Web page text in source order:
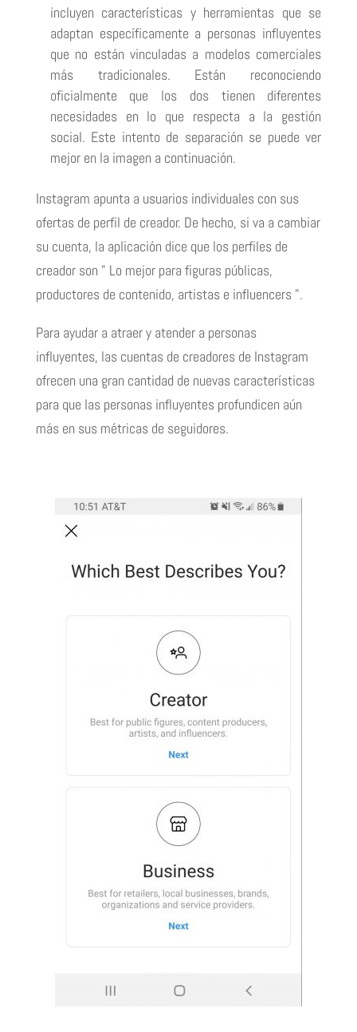
incluyen características y herramientas que se
adaptan específicamente a personas influyentes
que no están vinculadas a modelos comerciales
más tradicionales. Están reconociendo
oficialmente que los dos tienen diferentes
necesidades en lo que respecta a la gestión
social. Este intento de separación se puede ver
mejor en la imagen a continuación.
Instagram apunta a usuarios individuales con sus
ofertas de perfil de creador. De hecho, si va a cambiar
su cuenta, la aplicación dice que los perfiles de
creador son " Lo mejor para figuras públicas,
productores de contenido, artistas e influencers ".
Para ayudar a atraer y atender a personas
influyentes, las cuentas de creadores de Instagram
ofrecen una gran cantidad de nuevas características
para que las personas influyentes profundicen aún
más en sus métricas de seguidores.